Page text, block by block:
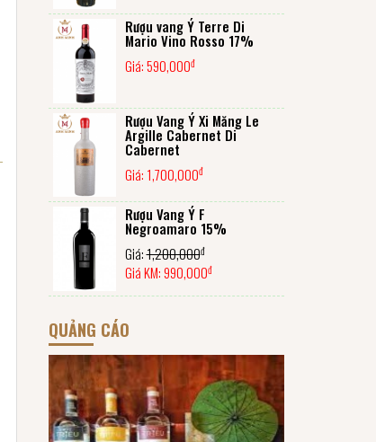
Rượu vang Ý Terre Di
Mario Vino Rosso 17%
Giá:590,000đ
Rượu Vang Ý Xi Măng Le
Argille Cabernet Di
Cabernet
Giá: 1,700,000đ
Rượu Vang Ý F
Negroamaro 15%
Giá:1,200,000đ
Giá KM:990,000đ
QUẢNG CÁO